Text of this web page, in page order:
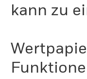
kann zu